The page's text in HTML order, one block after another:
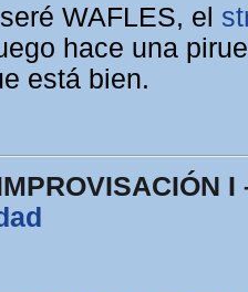
WAFLES, el
hace una
está bien.